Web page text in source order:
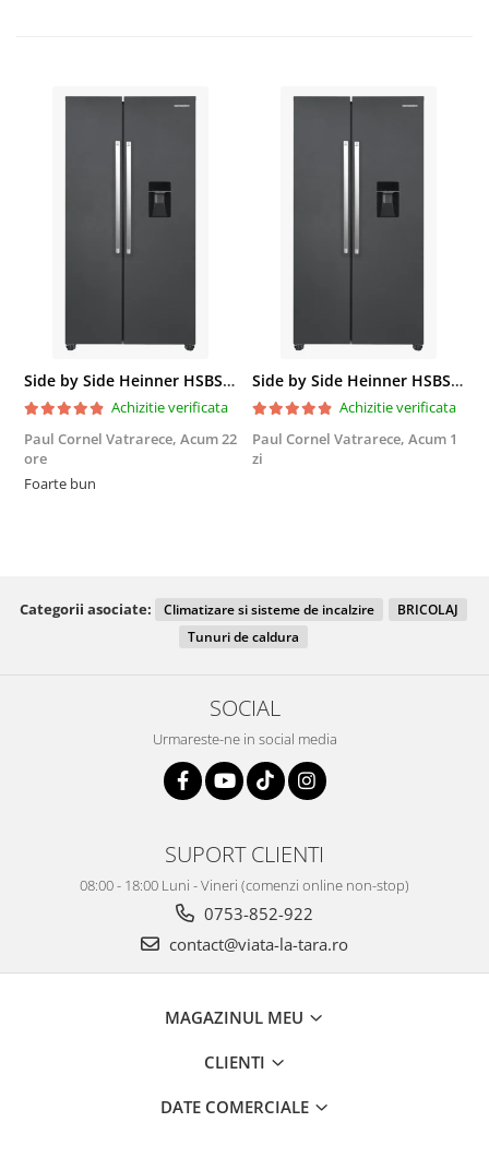
Side by Side Heinner HSBS-HM439NFINVDGWDE++, Total No Frost, Compresor Inverter, Dozator Apa, Display Touch LED, 439 L, Clasa E, Gri Antracit Texturat
Achizitie verificata
Paul Cornel Vatrarece, Acum 22
ore
Foarte bun
Side by Side Heinner HSBS-HM439NFINVDGWDE++, Total No Frost, Compresor Inverter, Dozator Apa, Display Touch LED, 439 L, Clasa E, Gri Antracit Texturat
Achizitie verificata
Paul Cornel Vatrarece, Acum 1
zi
Categorii asociate: Climatizare si sisteme de incalzire
BRICOLAJ
Tunuri de caldura
SOCIAL
Urmareste-ne in social media
SUPORT CLIENTI
08:00 - 18:00 Luni - Vineri (comenzi online non-stop)
0753-852-922
contact@viata-la-tara.ro
MAGAZINUL MEU
CLIENTI
DATE COMERCIALE